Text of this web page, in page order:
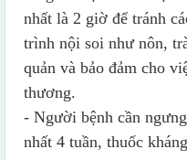
nhất là 2 giờ để tránh
trình nội soi như nôn,
quản và bảo đảm cho
thương.
- Người bệnh cần
nhất 4 tuần, thuốc